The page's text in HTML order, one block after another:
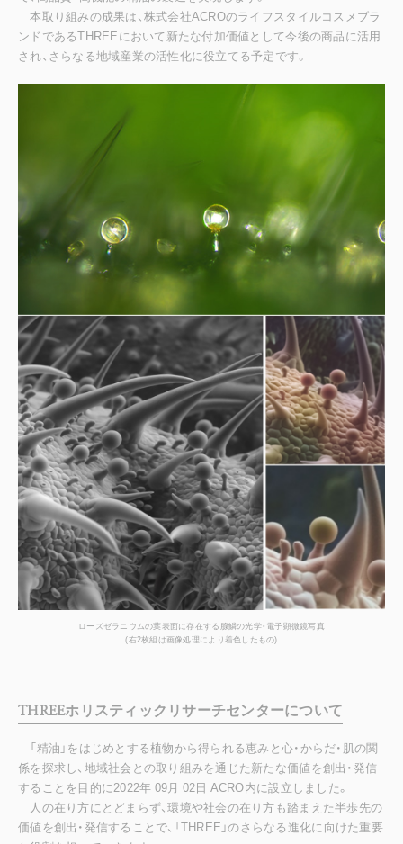
本取り組みの成果は、株式会社ACROのライフスタイルコスメブラ
ンドであるTHREEにおいて新たな付加価値として今後の商品に活用
され、さらなる地域産業の活性化に役立てる予定です。
ローズゼラニウムの葉表面に存在する腺鱗の光学・電子顕微鏡写真
(右2枚組は画像処理により着色したもの)
THREEホリスティックリサーチセンターについて
「精油」をはじめとする植物から得られる恵みと心・からだ・肌の関
係を探求し、地域社会との取り組みを通じた新たな価値を創出・発信
することを目的に2022年 09月 02日 ACRO内に設立しました。
人の在り方にとどまらず、環境や社会の在り方も踏まえた半歩先の
価値を創出・発信することで、「THREE」のさらなる進化に向けた重要